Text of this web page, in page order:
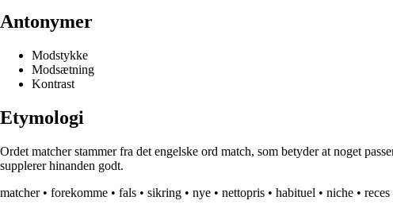
Antonymer
Modstykke
Modsætning
Kontrast
Etymologi
Ordet matcher stammer fra det engelske ord match, som betyder at noget
supplerer hinanden godt.
matcher• forekomme • fals • sikring • nye • nettopris • habituel • niche • reces